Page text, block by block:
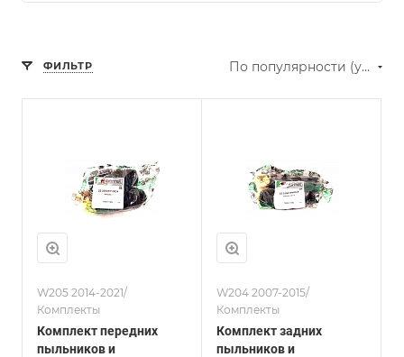
ФИЛЬТР По популярности (убывание)
W205 2014-2021/
Комплекты
Комплект передних
пыльников и
W204 2007-2015/
Комплекты
Комплект задних
пыльников и